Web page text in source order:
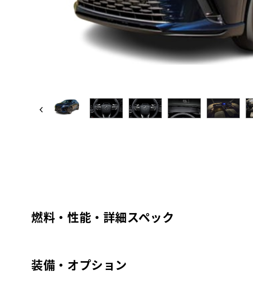
燃料・性能・詳細スペック
装備・オプション